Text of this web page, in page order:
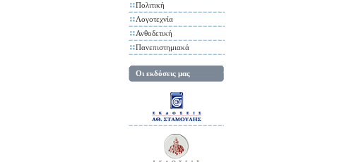
Πολιτική
Λογοτεχνία
Ανθοδετική
Πανεπιστημιακά
Οι εκδόσεις μας